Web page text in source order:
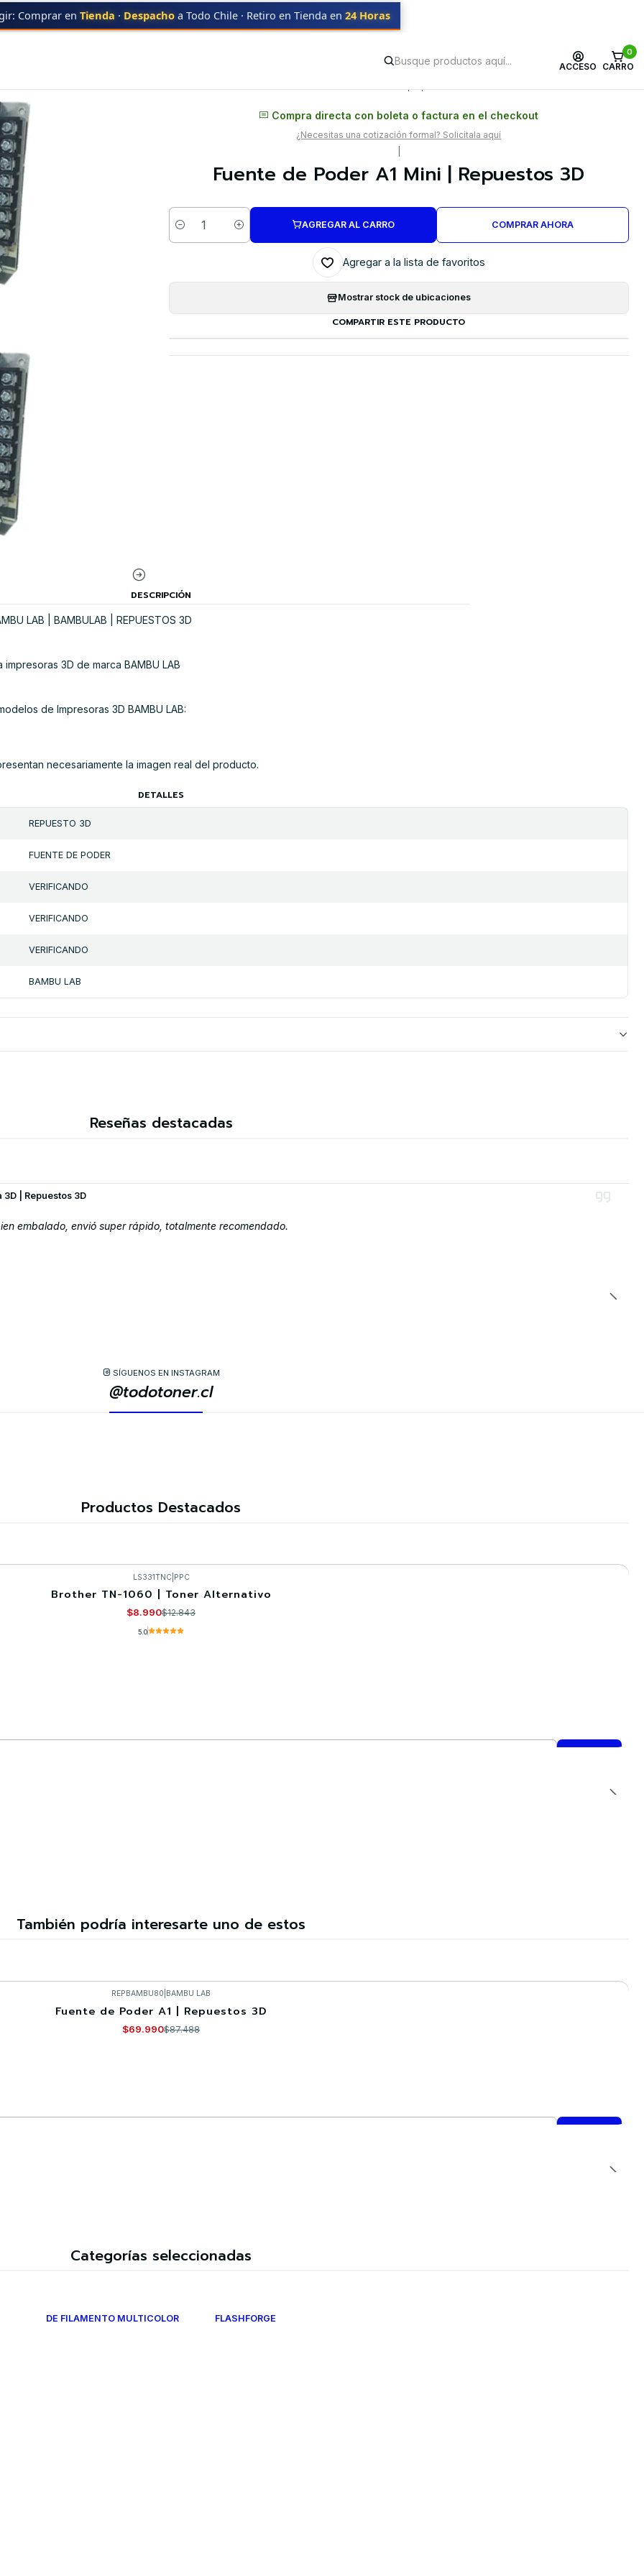
ACCESO
0
CARRO
Comprar en Tienda · Despacho a Todo Chile · Retiro en Tienda en 24 Horas
| Repuestos 3D
Compra directa con boleta o factura en el checkout
¿Necesitas una cotización formal? Solicítala aquí
Fuente de Poder A1 Mini | Repuestos 3D
Cantidad
AGREGAR AL CARRO COMPRAR AHORA
Agregar a la lista de favoritos
Mostrar stock de ubicaciones
COMPARTIR ESTE PRODUCTO
DESCRIPCIÓN
LAB | BAMBULAB | REPUESTOS 3D
3D de marca BAMBU LAB
de Impresoras 3D BAMBU LAB:
necesariamente la imagen real del producto.
DETALLES
REPUESTO 3D
FUENTE DE PODER
VERIFICANDO
VERIFICANDO
VERIFICANDO
BAMBU LAB
Reseñas destacadas
3D | Repuestos 3D
embalado, envió super rápido, totalmente recomendado.
SÍGUENOS EN INSTAGRAM
@todotoner.cl
Productos Destacados
LS331TNC| PPC
Brother TN-1060 | Toner Alternativo
$8.990$12.843
5.0
También podría interesarte uno de estos
REPBAMBU80 BAMBU LAB
Fuente de Poder A1 | Repuestos 3D
$69.990$87.488
Categorías seleccionadas
DE FILAMENTO MULTICOLOR FLASHFORGE